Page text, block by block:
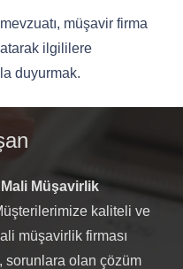
müşavir firma
ilgililere
duyurmak.
Müşavirlik
kaliteli ve
müşavirlik firması
sorunlara olan çözüm